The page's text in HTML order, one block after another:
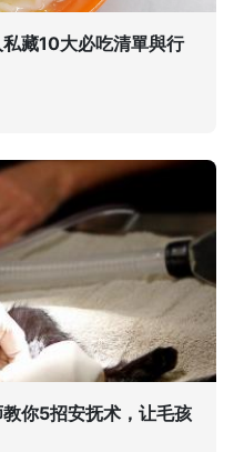
藏10大必吃清單與行
你5招安抚术，让毛孩